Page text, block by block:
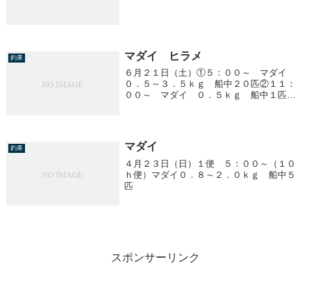
釣果 マダイ ヒラメ
６月２１日（土）①５：００～ マダイ
０．５～３．５ｋｇ 船中２０匹②１１：
００～ マダイ ０．５ｋｇ 船中１匹③
も可能！）
釣果 マダイ
４月２３日（日）１便 ５：００～（１０
ｈ便）マダイ０．８～２．０ｋｇ 船中５
匹
スポンサーリンク